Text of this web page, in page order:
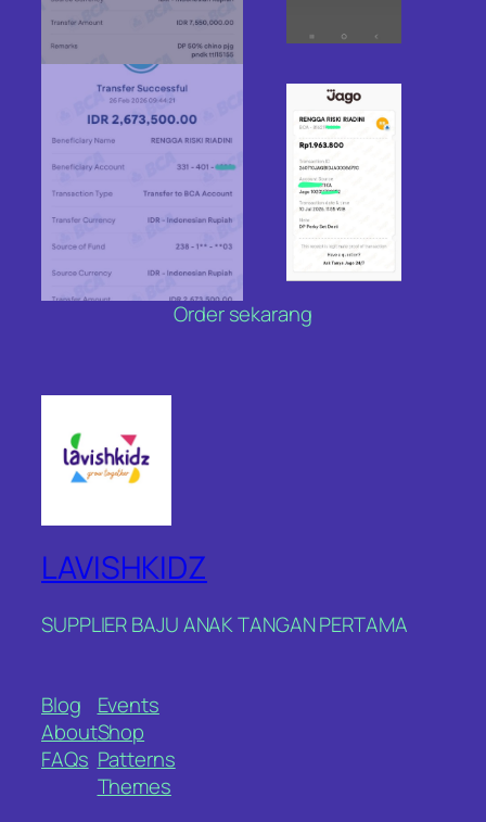
Order sekarang
LAVISHKIDZ
SUPPLIER BAJU ANAK TANGAN PERTAMA
Blog
About
FAQs
Events
Shop
Patterns
Themes